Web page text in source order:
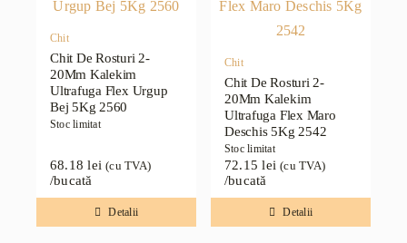
Chit
Chit De Rosturi 2-
20Mm Kalekim
Ultrafuga Flex Urgup
Bej 5Kg 2560
Stoc limitat
68.18lei (cu TVA)
/bucată
Detalii
Chit
Chit De Rosturi 2-
20Mm Kalekim
Ultrafuga Flex Maro
Deschis 5Kg 2542
Stoc limitat
72.15lei (cu TVA)
/bucată
Detalii